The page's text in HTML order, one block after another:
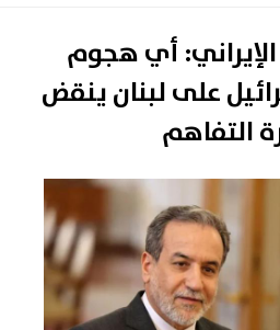
الإيراني: أي هجوم
على لبنان ينقض
التفاهم